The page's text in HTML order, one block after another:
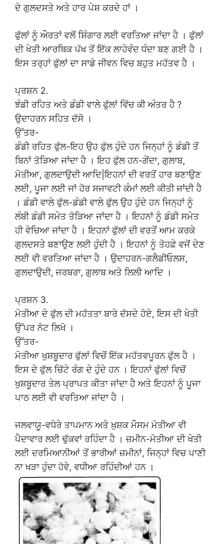
ਦੇ ਗੁਲਦਸਤੇ ਅਤੇ ਹਾਰ ਪੇਸ਼ ਕਰਦੇ ਹਾਂ ।
ਫੁੱਲਾਂ ਨੂੰ ਔਰਤਾਂ ਵਲੋਂ ਸ਼ਿੰਗਾਰ ਲਈ ਵਰਤਿਆ ਜਾਂਦਾ ਹੈ । ਫੁੱਲਾਂ
ਦੀ ਖੇਤੀ ਆਰਥਿਕ ਪੱਖ ਤੋਂ ਇੱਕ ਲਾਹੇਵੰਦ ਧੰਦਾ ਬਣ ਗਈ ਹੈ ।
ਇਸ ਤਰ੍ਹਾਂ ਫੁੱਲਾਂ ਦਾ ਸਾਡੇ ਜੀਵਨ ਵਿਚ ਬਹੁਤ ਮਹੱਤਵ ਹੈ ।
ਪ੍ਰਸ਼ਨ 2.
ਝੰਡੀ ਰਹਿਤ ਅਤੇ ਡੰਡੀ ਵਾਲੇ ਫੁੱਲਾਂ ਵਿੱਚ ਕੀ ਅੰਤਰ ਹੈ ?
ਉਦਾਹਰਨ ਸਹਿਤ ਦੱਸੋ ।
ਉੱਤਰ-
ਡੰਡੀ ਰਹਿਤ ਫੁੱਲ-ਇਹ ਉਹ ਫੁੱਲ ਹੁੰਦੇ ਹਨ ਜਿਨ੍ਹਾਂ ਨੂੰ ਡੰਡੀ ਤੋਂ
ਬਿਨਾਂ ਤੋੜਿਆ ਜਾਂਦਾ ਹੈ । ਇਹ ਫੁੱਲ ਹਨ-ਗੇਂਦਾ, ਗੁਲਾਬ,
ਮੋਤੀਆ, ਗੁਲਦਾਉਦੀ ਆਦਿ|ਇਹਨਾਂ ਦੀ ਵਰਤੋਂ ਹਾਰ ਬਣਾਉਣ
ਲਈ, ਪੂਜਾ ਲਈ ਜਾਂ ਹੋਰ ਸਜਾਵਟੀ ਕੰਮਾਂ ਲਈ ਕੀਤੀ ਜਾਂਦੀ ਹੈ
। ਡੰਡੀ ਵਾਲੇ ਫੁੱਲ-ਡੰਡੀ ਵਾਲੇ ਫੁੱਲ ਉਹ ਹੁੰਦੇ ਹਨ ਜਿਨ੍ਹਾਂ ਨੂੰ
ਲੰਬੀ ਡੰਡੀ ਸਮੇਤ ਤੋੜਿਆ ਜਾਂਦਾ ਹੈ । ਇਹਨਾਂ ਨੂੰ ਡੰਡੀ ਸਮੇਤ
ਹੀ ਵੇਚਿਆ ਜਾਂਦਾ ਹੈ । ਇਹਨਾਂ ਫੁੱਲਾਂ ਦੀ ਵਰਤੋਂ ਆਮ ਕਰਕੇ
ਗੁਲਦਸਤੇ ਬਣਾਉਣ ਲਈ ਹੁੰਦੀ ਹੈ । ਇਹਨਾਂ ਨੂੰ ਤੋਹਫ਼ੇ ਵਜੋਂ ਦੇਣ
ਲਈ ਵੀ ਵਰਤਿਆ ਜਾਂਦਾ ਹੈ । ਉਦਾਹਰਨ-ਗਲੈਡੀਓਲਸ,
ਗੁਲਦਾਉਦੀ, ਜਰਬਰਾ, ਗੁਲਾਬ ਅਤੇ ਲਿਲੀ ਆਦਿ ।
ਪ੍ਰਸ਼ਨ 3.
ਮੋਤੀਆ ਦੇ ਫੁੱਲ ਦੀ ਮਹੱਤਤਾ ਬਾਰੇ ਦੱਸਦੇ ਹੋਏ, ਇਸ ਦੀ ਖੇਤੀ
ਉੱਪਰ ਨੋਟ ਲਿਖੋ ।
ਉੱਤਰ-
ਮੋਤੀਆ ਖੁਸ਼ਬੂਦਾਰ ਫੁੱਲਾਂ ਵਿਚੋਂ ਇੱਕ ਮਹੱਤਵਪੂਰਨ ਫੁੱਲ ਹੈ ।
ਇਸ ਦੇ ਫੁੱਲ ਚਿੱਟੇ ਰੰਗ ਦੇ ਹੁੰਦੇ ਹਨ । ਇਹਨਾਂ ਫੁੱਲਾਂ ਵਿਚੋਂ
ਖੁਸ਼ਬੂਦਾਰ ਤੇਲ ਪ੍ਰਾਪਤ ਕੀਤਾ ਜਾਂਦਾ ਹੈ ਅਤੇ ਇਹਨਾਂ ਨੂੰ ਪੂਜਾ
ਪਾਠ ਲਈ ਵੀ ਵਰਤਿਆ ਜਾਂਦਾ ਹੈ ।
ਜਲਵਾਯੂ-ਵਧੇਰੇ ਤਾਪਮਾਨ ਅਤੇ ਖ਼ੁਸ਼ਕ ਮੌਸਮ ਮੋਤੀਆ ਵੀ
ਪੈਦਾਵਾਰ ਲਈ ਢੁੱਕਵਾਂ ਰਹਿੰਦਾ ਹੈ । ਜ਼ਮੀਨ-ਮੋਤੀਆ ਦੀ ਖੇਤੀ
ਲਈ ਦਰਮਿਆਨੀਆਂ ਤੋਂ ਭਾਰੀਆਂ ਜ਼ਮੀਨਾਂ, ਜਿਨ੍ਹਾਂ ਵਿਚ ਪਾਣੀ
ਨਾ ਖੜਾ ਹੁੰਦਾ ਹੋਵੇ, ਵਧੀਆ ਰਹਿੰਦੀਆਂ ਹਨ ।